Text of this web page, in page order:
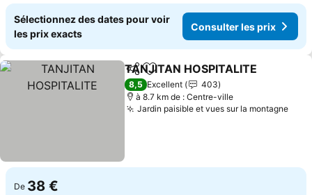
Sélectionnez des dates pour voir
les prix exacts
Consulter les prix
PartagerAjouter à mes favoris
TANJITAN HOSPITALITE
8,5 Excellent
403
à 8.7 km de : Centre-ville
Jardin paisible et vues sur la montagne
De 38 €